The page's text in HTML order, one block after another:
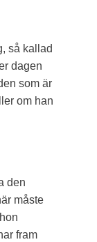
så kallad
dagen
som är
om han
den
måste
fram